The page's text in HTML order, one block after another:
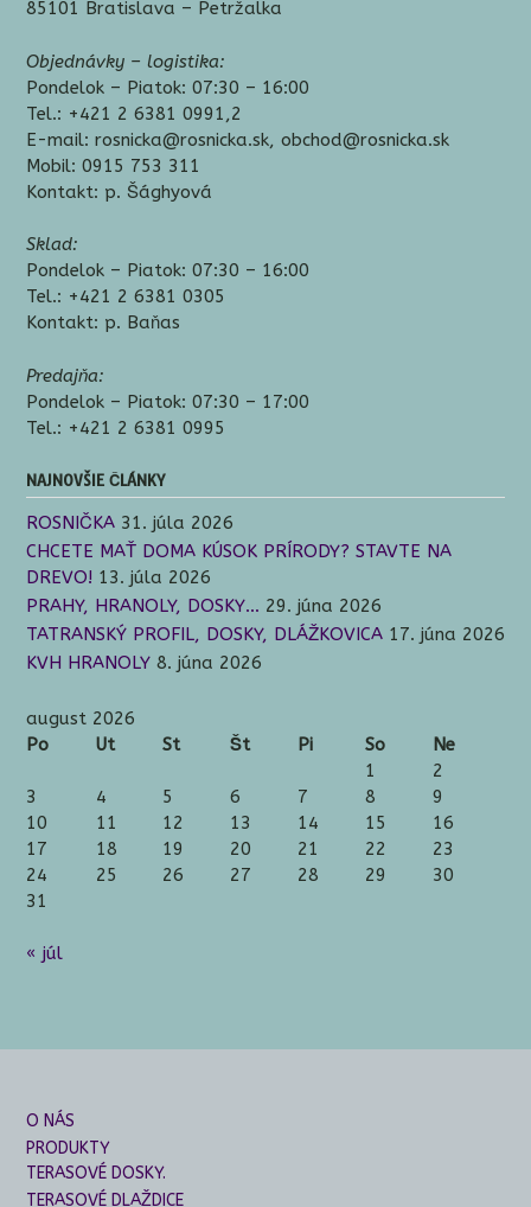
85101 Bratislava – Petržalka
Objednávky – logistika:
Pondelok – Piatok: 07:30 – 16:00
Tel.: +421 2 6381 0991,2
E-mail: rosnicka@rosnicka.sk, obchod@rosnicka.sk
Mobil: 0915 753 311
Kontakt: p. Šághyová
Sklad:
Pondelok – Piatok: 07:30 – 16:00
Tel.: +421 2 6381 0305
Kontakt: p. Baňas
Predajňa:
Pondelok – Piatok: 07:30 – 17:00
Tel.: +421 2 6381 0995
NAJNOVŠIE ČLÁNKY
ROSNIČKA 31. júla 2026
CHCETE MAŤ DOMA KÚSOK PRÍRODY? STAVTE NA
DREVO! 13. júla 2026
PRAHY, HRANOLY, DOSKY… 29. júna 2026
TATRANSKÝ PROFIL, DOSKY, DLÁŽKOVICA 17. júna 2026
KVH HRANOLY 8. júna 2026
august 2026
Po
Ut St Št Pi So
Ne
1
2
3
4 5 6 7 8
9
10
11 12 13 14 15
16
17
18 19 20 21 22
23
24
25 26 27 28 29
30
31
« júl
O NÁS
PRODUKTY
TERASOVÉ DOSKY.
TERASOVÉ DLAŽDICE